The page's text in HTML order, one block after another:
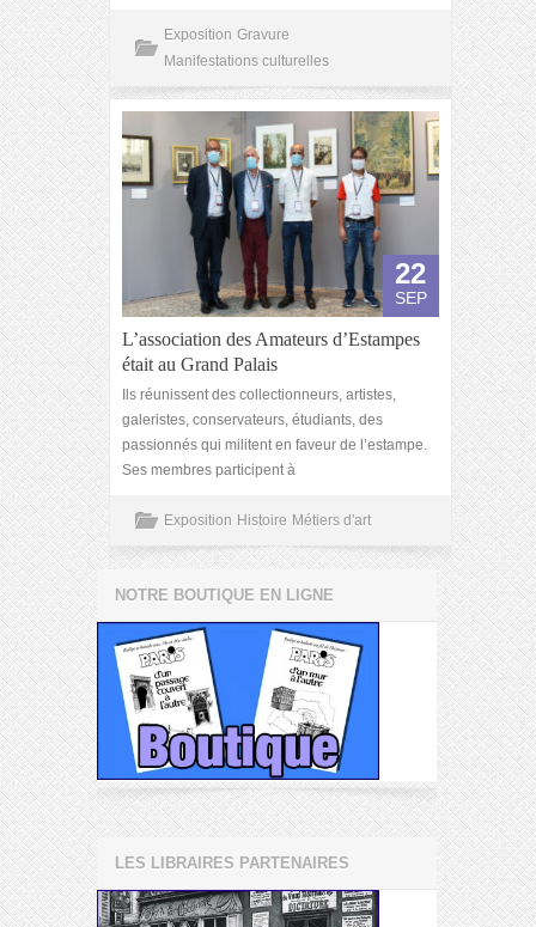
Exposition Gravure
Manifestations culturelles
22
SEP
L’association des Amateurs d’Estampes
était au Grand Palais
Ils réunissent des collectionneurs, artistes,
galeristes, conservateurs, étudiants, des
passionnés qui militent en faveur de l’estampe.
Ses membres participent à
Exposition Histoire Métiers d'art
NOTRE BOUTIQUE EN LIGNE
LES LIBRAIRES PARTENAIRES